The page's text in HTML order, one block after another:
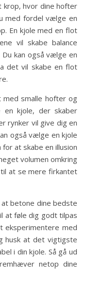
hvor dine hofter
med fordel vælge en
En kjole med en flot
vil skabe balance
kan også vælge en
det vil skabe en flot
med smalle hofter og
en kjole, der skaber
rynker vil give dig en
også vælge en kjole
at skabe en illusion
volumen omkring
at se mere firkantet
betone dine bedste
at føle dig godt tilpas
eksperimentere med
husk at det vigtigste
i din kjole. Så gå ud
netop dine